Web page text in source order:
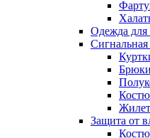
Одежда для
Брюки
Защита от